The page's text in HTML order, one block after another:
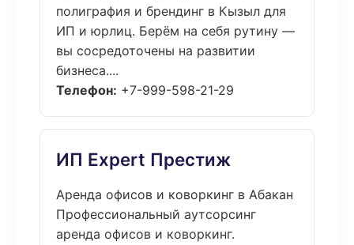
полиграфия и брендинг в Кызыл для
ИП и юрлиц. Берём на себя рутину —
вы сосредоточены на развитии
бизнеса....
Телефон: +7-999-598-21-29
ИП Expert Престиж
Аренда офисов и коворкинг в Абакан
Профессиональный аутсорсинг
аренда офисов и коворкинг.